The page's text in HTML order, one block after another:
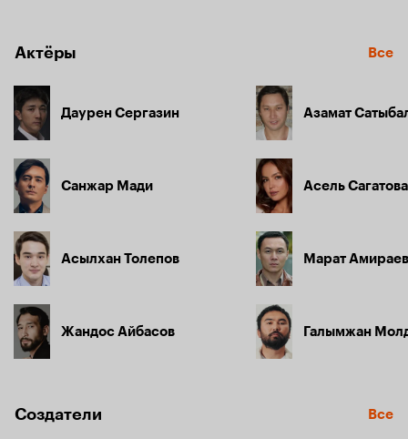
Актёры Все
Даурен Сергазин
Санжар Мади
Асылхан Толепов
Жандос Айбасов
Азамат
Асель Сагатова
Марат Амираев
Галымжан
Создатели Все